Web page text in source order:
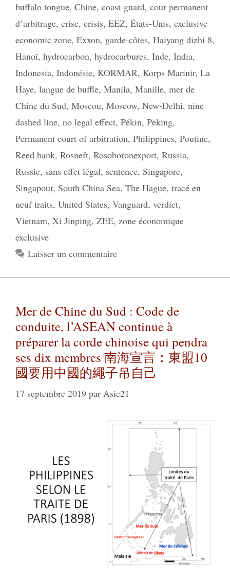
buffalo tongue, Chine, coast-guard, cour permanent
d’arbitrage, crise, crisis, EEZ, États-Unis, exclusive
economic zone, Exxon, garde-côtes, Haiyang dizhi 8,
Hanoï, hydrocarbon, hydrocarbures, Inde, India,
Indonesia, Indonésie, KORMAR, Korps Marinir, La
Haye, langue de buffle, Manila, Manille, mer de
Chine du Sud, Moscou, Moscow, New-Delhi, nine
dashed line, no legal effect, Pékin, Peking,
Permanent court of arbitration, Philippines, Poutine,
Reed bank, Rosneft, Rosoboronexport, Russia,
Russie, sans effet légal, sentence, Singapore,
Singapour, South China Sea, The Hague, tracé en
neuf traits, United States, Vanguard, verdict,
Vietnam, Xi Jinping, ZEE, zone économique
exclusive
Laisser un commentaire
Mer de Chine du Sud : Code de
conduite, l’ASEAN continue à
préparer la corde chinoise qui pendra
ses dix membres 南海宣言：東盟10
國要用中國的繩子吊自己
17 septembre 2019 par Asie21